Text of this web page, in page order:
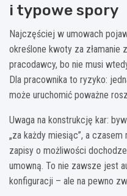
i typowe spory
Najczęściej w umowach
określone kwoty za złamanie
pracodawcy, bo nie musi
Dla pracownika to ryzyko:
może uruchomić poważne
Uwaga na konstrukcję kar:
„za każdy miesiąc”, a
zapisy o możliwości
umowną. To nie zawsze jest
konfiguracji – ale na pewno